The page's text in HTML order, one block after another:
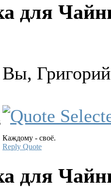
для
Вы,
Каждому - своё.
Reply Quote
для